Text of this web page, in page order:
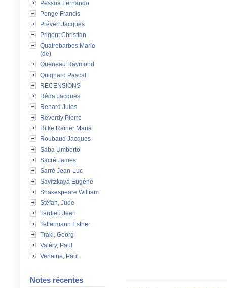
Pessoa Fernando
Ponge Francis
Prévert Jacques
Prigent Christian
Quatrebarbes Marie
(de)
Queneau Raymond
Quignard Pascal
RECENSIONS
Réda Jacques
Renard Jules
Reverdy Pierre
Rilke Rainer Maria
Roubaud Jacques
Saba Umberto
Sacré James
Sarré Jean-Luc
Savitzkaya Eugène
Shakespeare William
Stéfan, Jude
Tardieu Jean
Tellermann Esther
Trakl, Georg
Valéry, Paul
Verlaine, Paul
Notes récentes